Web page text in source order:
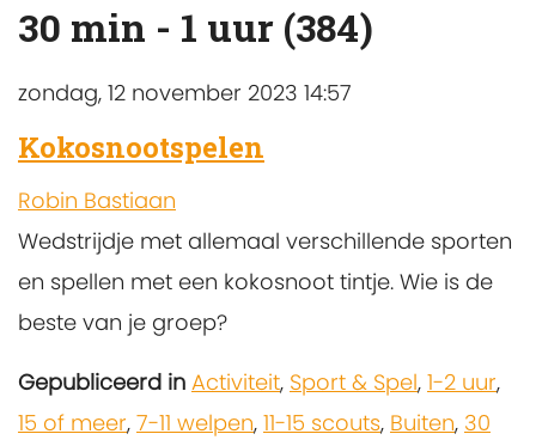
30 min - 1 uur (384)
zondag, 12 november 2023 14:57
Kokosnootspelen
Robin Bastiaan
Wedstrijdje met allemaal verschillende sporten
en spellen met een kokosnoot tintje. Wie is de
beste van je groep?
Gepubliceerd in Activiteit, Sport & Spel, 1-2 uur,
15 of meer, 7-11 welpen, 11-15 scouts, Buiten, 30